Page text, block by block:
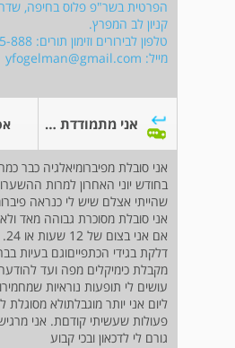
קניון לב המפרץ.
טלפון לבירורים וזימון תורים: 077-2305-888
מייל: yfogelman@gmail.com
אני מתמודדת עם פיברומיאלגיה
אני סובלת מפיברומיאלגיה כבר
בחודש יוני האחרון למרות
שהייתי אצלם שיש לי כנראה
אני סובלת מסוכרת גבוהה מאד
דלקת בגידי הכתפייםוגם בעיות
מקבלת כימיקלים מפה ועד
עושים לי תופעות נוראיות
ליום אני יותר מוגבלתולא
פעולות שעשיתי קודםת. אני
גורם לי לדכאון ובכי קבוע